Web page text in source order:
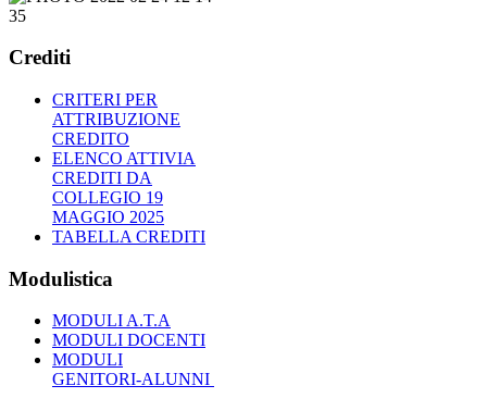
Crediti
CRITERI PER
ATTRIBUZIONE
CREDITO
ELENCO ATTIVIA
CREDITI DA
COLLEGIO 19
MAGGIO 2025
TABELLA CREDITI
Modulistica
MODULI A.T.A
MODULI DOCENTI
MODULI
GENITORI-ALUNNI